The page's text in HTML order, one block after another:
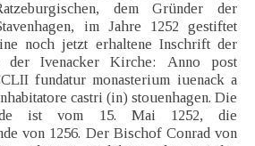
dem Gründer der
im Jahre 1252 gestiftet
noch jetzt erhaltene Inschrift der
der Ivenacker Kirche: Anno post
fundatur monasterium iuenack a
castri (in) stouenhagen. Die
ist vom 15. Mai 1252, die
von 1256. Der Bischof Conrad von